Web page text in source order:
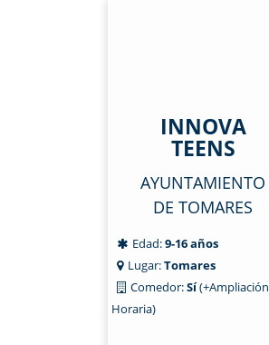
INNOVA
TEENS
AYUNTAMIENTO
DE TOMARES
Edad:9-16 años
Lugar:Tomares
Comedor:Sí(+Ampliación
Horaria)